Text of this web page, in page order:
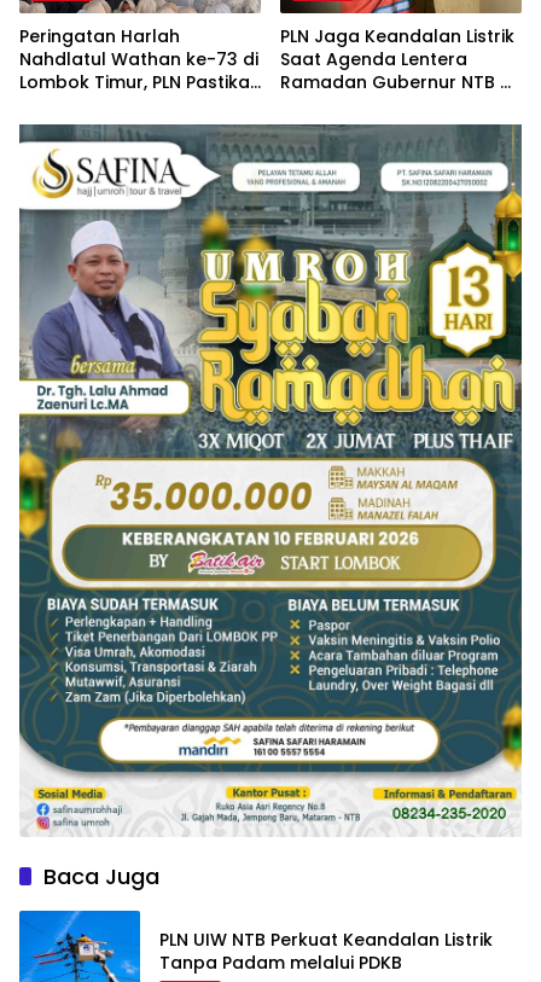
Peringatan Harlah
Nahdlatul Wathan ke-73 di
Lombok Timur, PLN Pastikan
PLN Jaga Keandalan Listrik
Saat Agenda Lentera
Ramadan Gubernur NTB di
Baca Juga
PLN UIW NTB Perkuat Keandalan Listrik
Tanpa Padam melalui PDKB